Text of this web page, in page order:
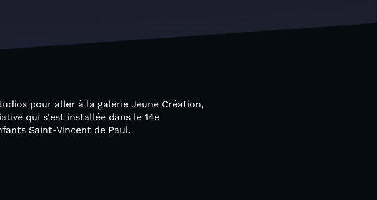
pour aller à la galerie Jeune Création,
qui s'est installée dans le 14e
Saint-Vincent de Paul.